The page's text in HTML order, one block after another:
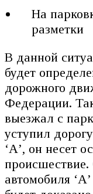
На
разметки
В данной
будет
дорожного
Федерации.
выезжал с
уступил
‘А’, он несет
происшествие.
автомобиля